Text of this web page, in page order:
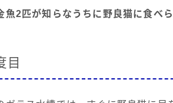
魚2匹が知らなうちに野良猫に食べ
目